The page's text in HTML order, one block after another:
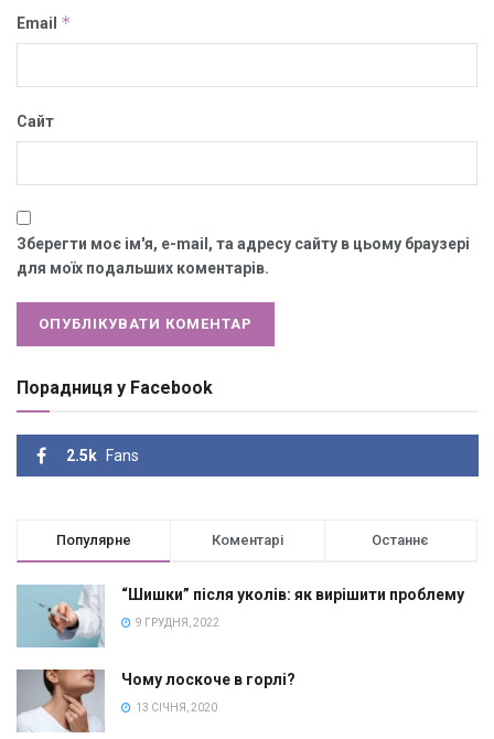
Email *
Сайт
Зберегти моє ім'я, e-mail, та адресу сайту в цьому браузері
для моїх подальших коментарів.
Порадниця у Facebook
2.5k Fans
Популярне Коментарі Останнє
“Шишки” після уколів: як вирішити проблему
9 ГРУДНЯ, 2022
Чому лоскоче в горлі?
13 СІЧНЯ, 2020